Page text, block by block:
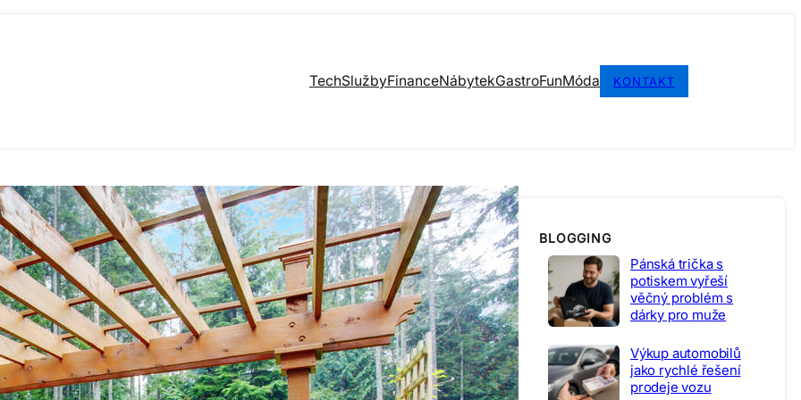
TechSlužbyFinanceNábytekGastroFunMóda KONTAKT
BLOGGING
Pánská trička s
potiskem vyřeší
věčný problém s
dárky pro muže
Výkup automobilů
jako rychlé řešení
prodeje vozu